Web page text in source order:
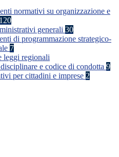
normativi su organizzazione e
120
generali 30
di programmazione strategico-
7
leggi regionali
e codice di condotta 9
per cittadini e imprese 2